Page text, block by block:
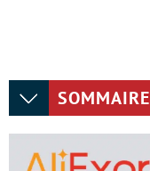
SOMMAIRE